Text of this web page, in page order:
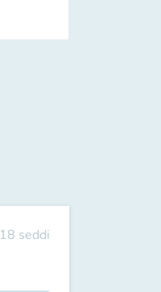
18 seddi